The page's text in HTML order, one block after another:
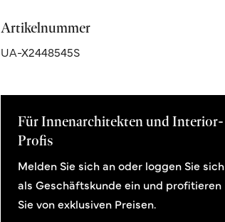
Artikelnummer
UA-X2448545S
Für Innenarchitekten und Interior-
Profis
Melden Sie sich an oder loggen Sie sich
als Geschäftskunde ein und profitieren
Sie von exklusiven Preisen.